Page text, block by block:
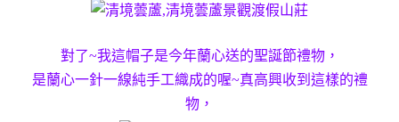
對了~我這帽子是今年蘭心送的聖誕節禮物，
是蘭心一針一線純手工織成的喔~真高興收到這樣的禮
物，